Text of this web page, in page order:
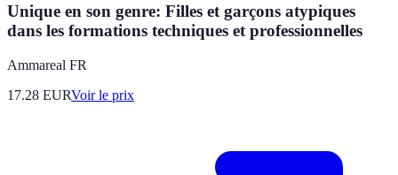
Unique en son genre: Filles et garçons atypiques
dans les formations techniques et professionnelles
Ammareal FR
17.28 EURVoir le prix